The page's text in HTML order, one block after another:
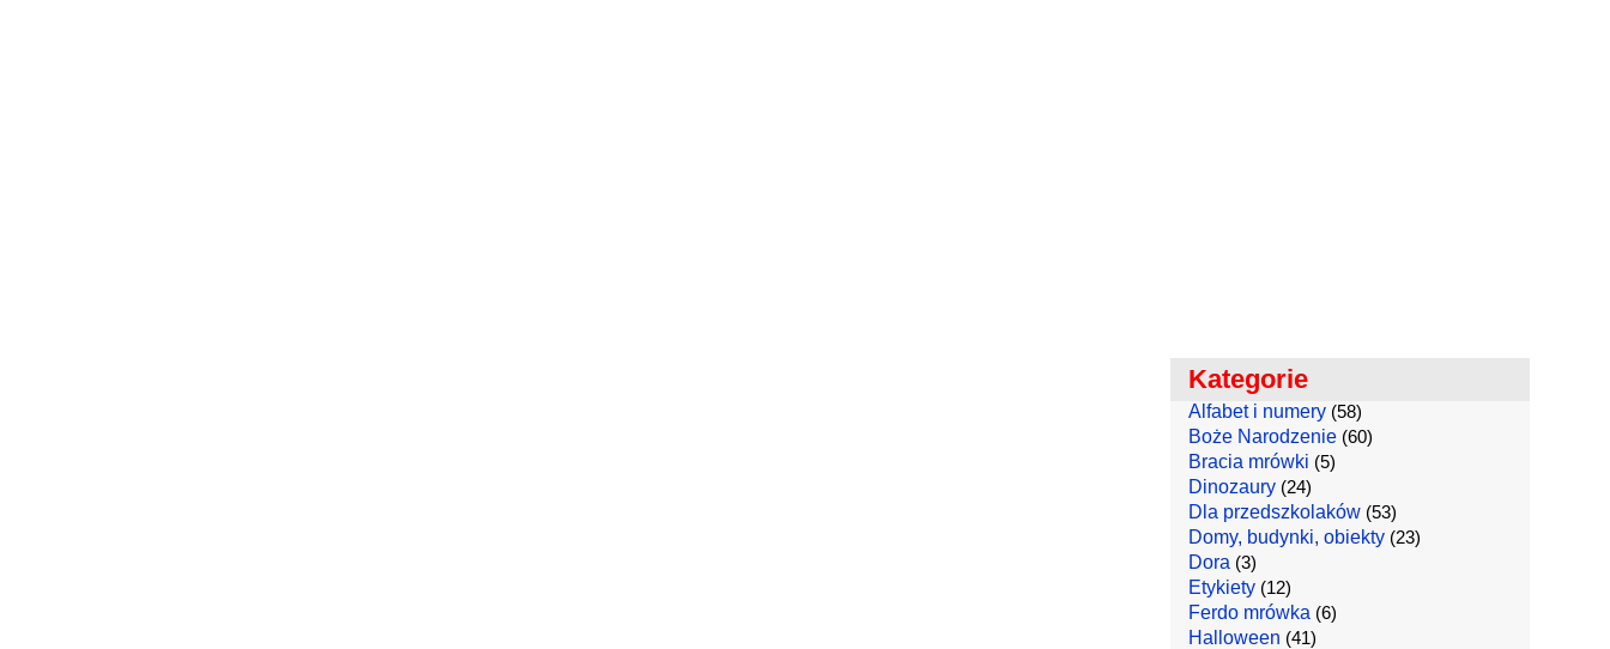
Kategorie
Alfabet i numery(58)
Boże Narodzenie(60)
Bracia mrówki (5)
Dinozaury(24)
Dla przedszkolaków(53)
Domy, budynki, obiekty(23)
Dora (3)
Etykiety(12)
Ferdo mrówka (6)
Halloween (41)